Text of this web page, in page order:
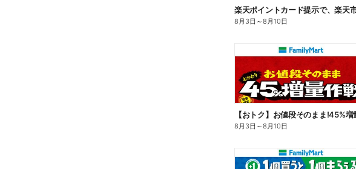
8月3日 ～8月10日
8月3日 ～8月10日